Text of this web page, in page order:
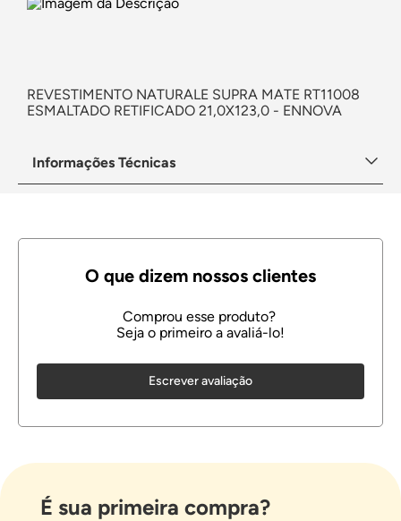
REVESTIMENTO NATURALE SUPRA MATE RT11008
ESMALTADO RETIFICADO 21,0X123,0 - ENNOVA
Informações Técnicas
Escrever avaliação
É sua primeira compra?